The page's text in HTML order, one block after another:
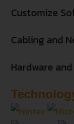
Customize
Cabling and
Hardware